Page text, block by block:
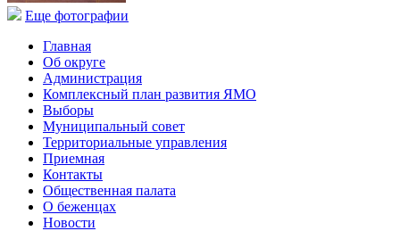
Еще фотографии
Главная
Об округе
Администрация
Комплексный план развития ЯМО
Выборы
Муниципальный совет
Территориальные управления
Приемная
Контакты
Общественная палата
О беженцах
Новости